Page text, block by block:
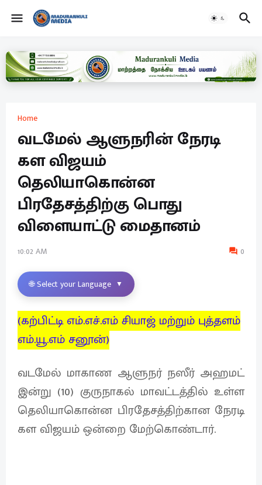
Home
வடமேல் ஆளுநரின் நேரடி
கள விஜயம்
தெலியாகொன்ன
பிரதேசத்திற்கு பொது
விளையாட்டு மைதானம்
10:02 AM 0
🌐 Select your Language ▼
(கற்பிட்டி எம்.எச்.எம் சியாஜ் மற்றும் புத்தளம்
எம்.யூ.எம் சனூன்)
வடமேல் மாகாண ஆளுநர் நஸீர் அஹமட்
இன்று (10) குருநாகல் மாவட்டத்தில் உள்ள
தெலியாகொன்ன பிரதேசத்திற்கான நேரடி
கள விஜயம் ஒன்றை மேற்கொண்டார்.